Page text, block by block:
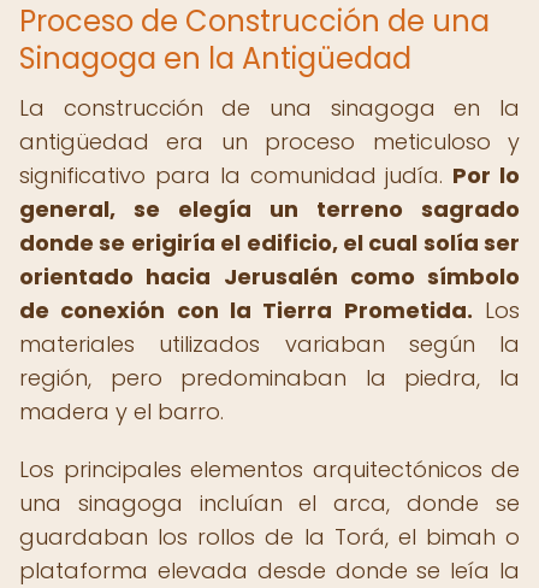
Proceso de Construcción de una
Sinagoga en la Antigüedad
La construcción de una sinagoga en la
antigüedad era un proceso meticuloso y
significativo para la comunidad judía. Por lo
general, se elegía un terreno sagrado
donde se erigiría el edificio, el cual solía ser
orientado hacia Jerusalén como símbolo
de conexión con la Tierra Prometida. Los
materiales utilizados variaban según la
región, pero predominaban la piedra, la
madera y el barro.
Los principales elementos arquitectónicos de
una sinagoga incluían el arca, donde se
guardaban los rollos de la Torá, el bimah o
plataforma elevada desde donde se leía la